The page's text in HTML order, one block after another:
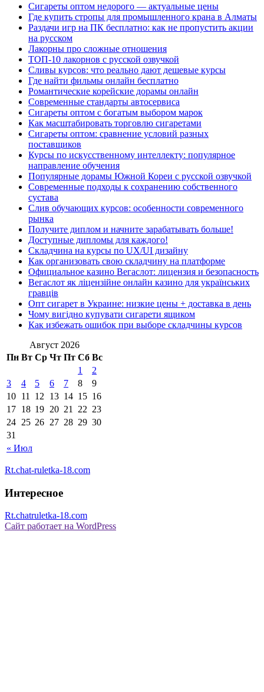
Сигареты оптом недорого — актуальные цены
Где купить стропы для промышленного крана в Алматы
Раздачи игр на ПК бесплатно: как не пропустить акции
на русском
Лакорны про сложные отношения
ТОП-10 лакорнов с русской озвучкой
Сливы курсов: что реально дают дешевые курсы
Где найти фильмы онлайн бесплатно
Романтические корейские дорамы онлайн
Современные стандарты автосервиса
Сигареты оптом с богатым выбором марок
Как масштабировать торговлю сигаретами
Сигареты оптом: сравнение условий разных
поставщиков
Курсы по искусственному интеллекту: популярное
направление обучения
Популярные дорамы Южной Кореи с русской озвучкой
Современные подходы к сохранению собственного
сустава
Слив обучающих курсов: особенности современного
рынка
Получите диплом и начните зарабатывать больше!
Доступные дипломы для каждого!
Складчина на курсы по UX/UI дизайну
Как организовать свою складчину на платформе
Официальное казино Вегаслот: лицензия и безопасность
Вегаслот як ліцензійне онлайн казино для українських
гравців
Опт сигарет в Украине: низкие цены + доставка в день
Чому вигідно купувати сигарети ящиком
Как избежать ошибок при выборе складчины курсов
Август 2026
Пн Вт Ср Чт Пт Сб Вс
« Июл
1
2
3
4 5 6 7 8
9
10 11 12 13 14 15 16
17 18 19 20 21 22 23
24 25 26 27 28 29 30
31
Rt.chat-ruletka-18.com
Интересное
Rt.chatruletka-18.com
Сайт работает на WordPress